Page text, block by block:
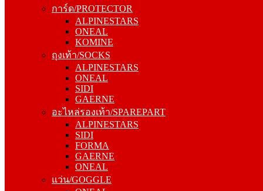
การ์ด/PROTECTOR
ALPINESTARS
ONEAL
KOMINE
ถุงเท้า/SOCKS
ALPINESTARS
ONEAL
SIDI
GAERNE
อะไหล่รองเท้า/SPAREPART
ALPINESTARS
SIDI
FORMA
GAERNE
ONEAL
แว่น/GOGGLE
ONEAL
KOMINE
ถุงเท้า/SOCKS
ALPINESTARS
ONEAL
SIDI
GAERNE
อะไหล่รองเท้า/SPAREPART
ALPINESTARS
SIDI
FORMA
GAERNE
ONEAL
แว่น/GOGGLE
ONEAL
ลำลอง/CASUAL